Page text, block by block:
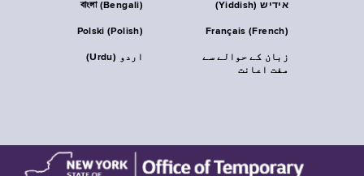
বাংলা (Bengali) אידיש (Yiddish)
Polski (Polish) Français (French)
اردو (Urdu)
زبان کے حوالے سے
مفت اعانت